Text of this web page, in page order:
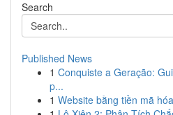
Search
Published News
1 Conquiste a Geração:
p...
1 Website bằng tiền mã